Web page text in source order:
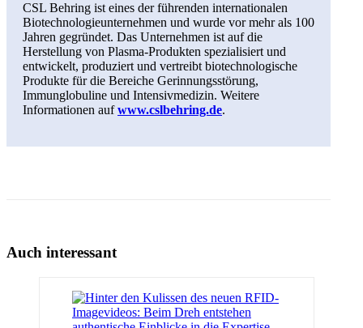
CSL Behring ist eines der führenden internationalen
Biotechnologieunternehmen und wurde vor mehr als 100
Jahren gegründet. Das Unternehmen ist auf die
Herstellung von Plasma-Produkten spezialisiert und
entwickelt, produziert und vertreibt biotechnologische
Produkte für die Bereiche Gerinnungsstörung,
Immunglobuline und Intensivmedizin. Weitere
Informationen aufwww.cslbehring.de.
Auch interessant